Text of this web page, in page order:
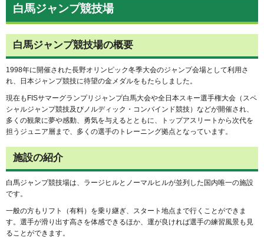
白馬ジャンプ競技場
白馬ジャンプ競技場の概要
1998年に開催された長野オリンピック冬季大会のジャンプ会場として利用さ
れ、日本ジャンプ競技に待望の金メダルをもたらしました。
現在もFISサマーグランプリジャンプ白馬大会や全日本スキー選手権大会（スペ
シャルジャンプ競技及びノルディック・コンバインド競技）などが開催され、
多くの観衆に夢や感動、勇気を与えるとともに、トップアスリートから次代を
担うジュニア層まで、多くの選手のトレーニング拠点となっています。
施設の紹介
白馬ジャンプ競技場は、ラージヒルとノーマルヒルが並列した国内唯一の施設
です。
一般の方もリフト（有料）を乗り継ぎ、スタート地点まで行くことができま
す。選手が滑り出す高さを体感できるほか、運が良ければ選手の練習風景も見
ることができます。